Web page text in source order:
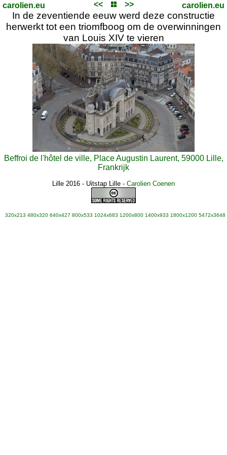
carolien.eu << >> carolien.eu
In de zeventiende eeuw werd deze constructie
herwerkt tot een triomfboog om de overwinningen
van Louis XIV te vieren
Beffroi de l'hôtel de ville, Place Augustin Laurent, 59000 Lille,
Frankrijk
Lille 2016 - Uitstap Lille - Carolien Coenen
320x213 480x320 640x427 800x533 1024x683 1200x800 1400x933 1800x1200 5472x3648